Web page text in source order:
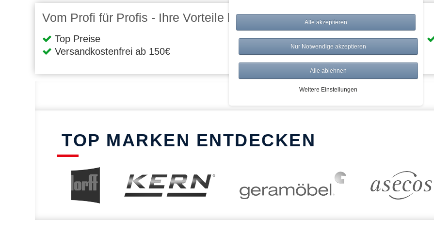
Vom Profi für Profis - Ihre Vorteile bei AWWM:
Top Preise
Versandkostenfrei ab 150€
Risikolos: 14 Tage Rückgabe
Über 20.000 Artikel
TOP MARKEN ENTDECKEN
Alle akzeptieren
Nur Notwendige akzeptieren
Alle ablehnen
Weitere Einstellungen